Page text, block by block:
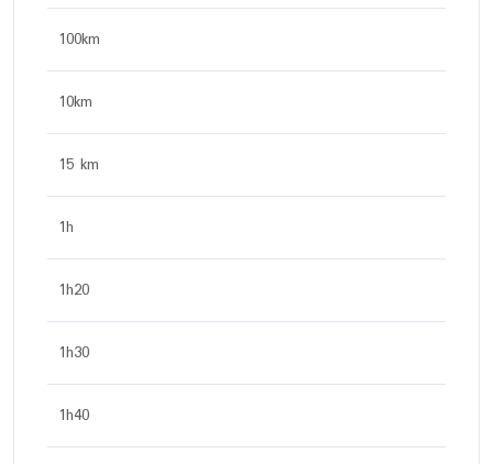
100km
10km
15 km
1h
1h20
1h30
1h40